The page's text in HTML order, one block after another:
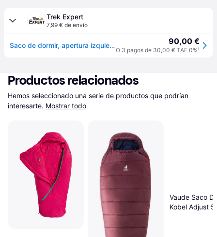
Trek Expert
7,99 € de envío
Saco de dormir, apertura izquierda VAUDE Kobel Adjust 500 II - Orange 90,00 €
O 3 pagos de 30,00 € TAE 0%¹
Productos relacionados
Hemos seleccionado una serie de productos que podrían
interesarte. Mostrar todo
Vaude Saco
Kobel Adjust